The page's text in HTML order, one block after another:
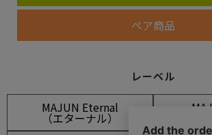
ペア商品
レーベル
MAJUN Eternal
（エターナル）